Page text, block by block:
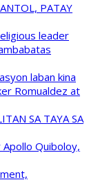
PATAY
leader
laban kina
Romualdez at
SA TAYA SA
Quiboloy,